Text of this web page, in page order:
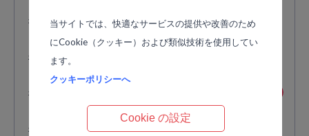
ミロス 体感講座
ミロス 集中講座
ミロス カウンセリング
ミロス ペアカウンセリング
当サイトでは、快適なサービスの提供や改善のため
にCookie（クッキー）および類似技術を使用してい
ます。
クッキーポリシーへ
Cookie の設定